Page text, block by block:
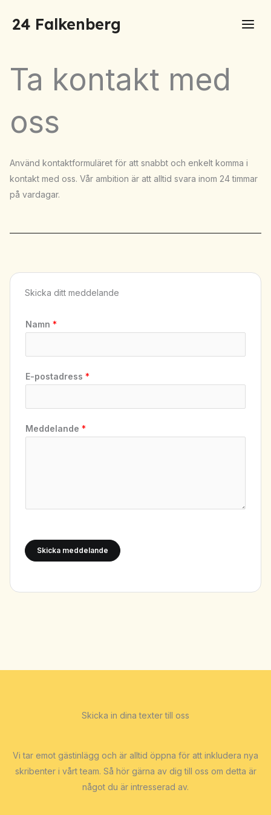
24 Falkenberg
Ta kontakt med
oss
Använd kontaktformuläret för att snabbt och enkelt komma i
kontakt med oss. Vår ambition är att alltid svara inom 24 timmar
på vardagar.
Skicka ditt meddelande
Namn *
E-postadress *
Meddelande *
Skicka meddelande
Skicka in dina texter till oss
Vi tar emot gästinlägg och är alltid öppna för att inkludera nya
skribenter i vårt team. Så hör gärna av dig till oss om detta är
något du är intresserad av.